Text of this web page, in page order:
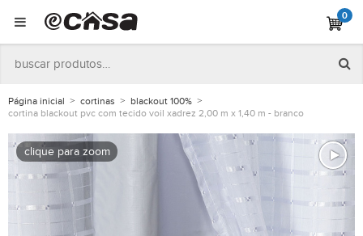
0
Página inicial cortinas
blackout 100%
cortina blackout pvc com tecido voil xadrez 2,00 m x 1,40 m - branco
clique para zoom